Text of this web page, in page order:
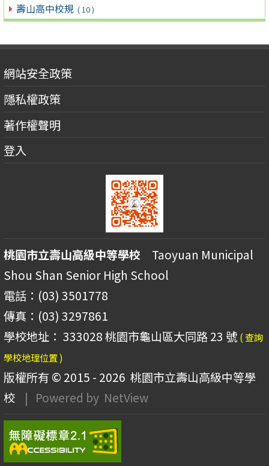
壽山高中校規 ( 10 )
網站安全政策
隱私權政策
著作權聲明
登入
桃園市立壽山高級中等學校 Taoyuan Municipal
Shou Shan Senior High School
電話：(03) 3501778
傳真：(03) 3297861
學校地址： 333028 桃園市龜山區大同路 23 號 ( 查詢
學校地理位置 )
版權所有 © 2015 - 2026 桃園市立壽山高級中等學
校
| Powered by NetView